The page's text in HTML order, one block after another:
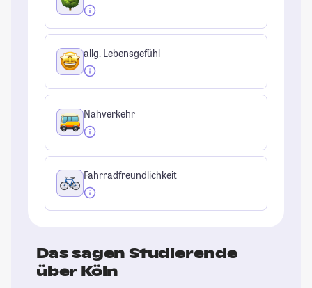
allg. Lebensgefühl
Nahverkehr
Fahrradfreundlichkeit
Das sagen Studierende
über Köln